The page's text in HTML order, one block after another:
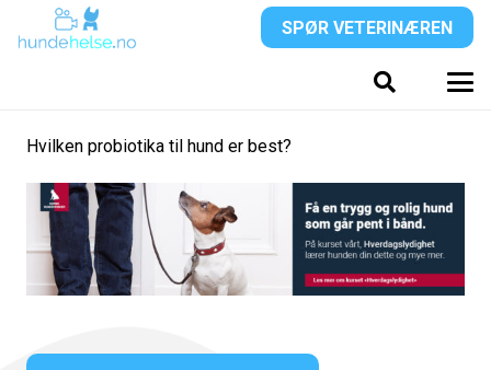
SPØR VETERINÆREN
Hvilken probiotika til hund er best?